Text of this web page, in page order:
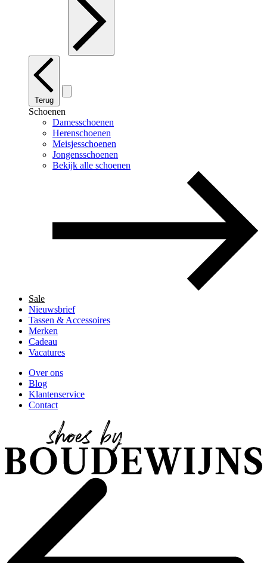
Terug
Schoenen
Damesschoenen
Herenschoenen
Meisjesschoenen
Jongensschoenen
Bekijk alle schoenen
Sale
Nieuwsbrief
Tassen & Accessoires
Merken
Cadeau
Vacatures
Over ons
Blog
Klantenservice
Contact